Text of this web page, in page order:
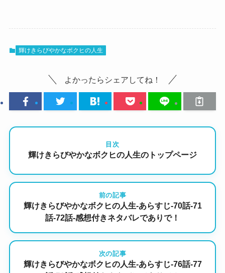
輝けきらびやかなボクヒの人生
よかったらシェアしてね！
目次
輝けきらびやかなボクヒの人生のトップページ
前の記事
輝けきらびやかなボクヒの人生-あらすじ-70話-71
話-72話-感想付きネタバレでありで！
次の記事
輝けきらびやかなボクヒの人生-あらすじ-76話-77